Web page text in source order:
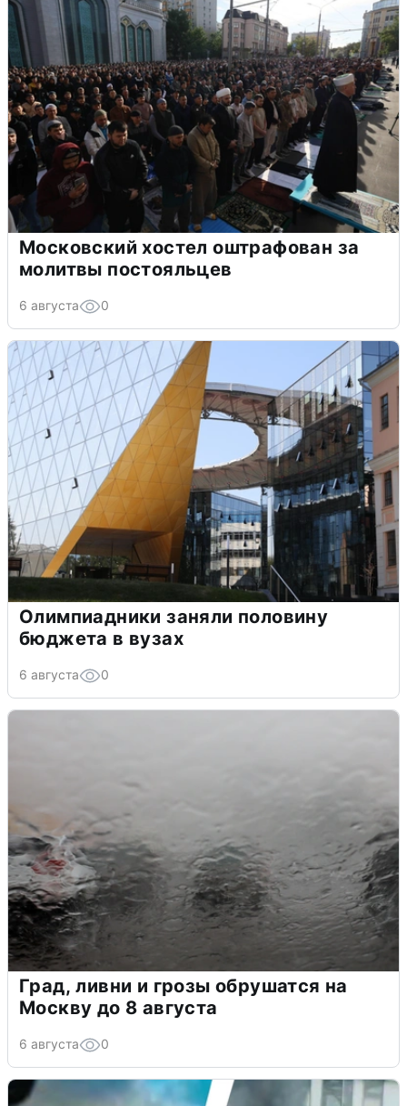
Московский хостел оштрафован за
молитвы постояльцев
6 августа 0
Олимпиадники заняли половину
бюджета в вузах
6 августа 0
Град, ливни и грозы обрушатся на
Москву до 8 августа
6 августа 0